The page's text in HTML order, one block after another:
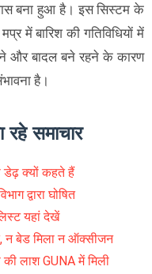
बना हुआ है। इस सिस्टम के
में बारिश की गति‍विधियाें में
और बादल बने रहने के कारण
है।
समाचार
डेढ़ क्यों कहते हैं
द्वारा घोषित
यहां देखें
न बेड मिला न ऑक्सीजन
लाश GUNA में मिली